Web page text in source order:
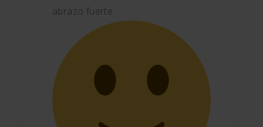
abrazo fuerte